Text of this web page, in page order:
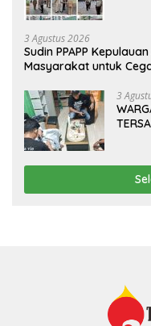
3 Agustus 2026
Sudin PPAPP
Masyarakat untuk
3